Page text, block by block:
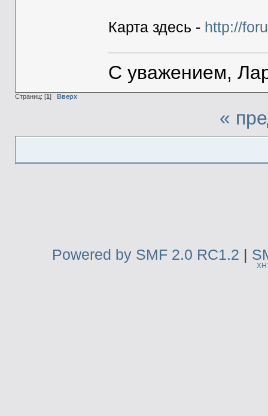
Карта здесь - http://
С уважением,
Страниц: [1 ] Вверх
«
Powered by SMF 2.0 RC1.2 |